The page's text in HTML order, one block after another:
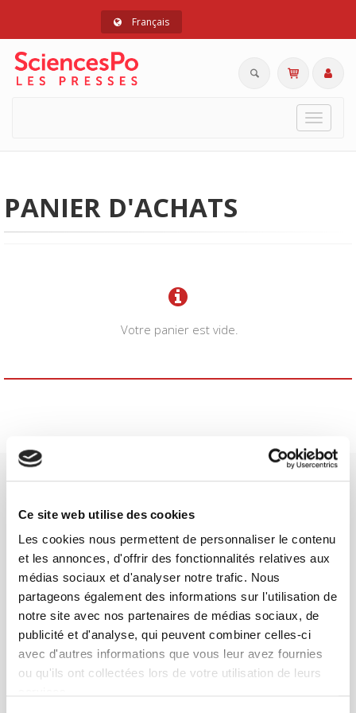
Ce site web utilise des cookies
Les cookies nous permettent de personnaliser le contenu
et les annonces, d'offrir des fonctionnalités relatives aux
médias sociaux et d'analyser notre trafic. Nous
partageons également des informations sur l'utilisation de
notre site avec nos partenaires de médias sociaux, de
publicité et d'analyse, qui peuvent combiner celles-ci
avec d'autres informations que vous leur avez fournies
ou qu'ils ont collectées lors de votre utilisation de leurs
Français
Toggle
PANIER D'ACHATS
Votre panier est vide.
Maison d'édition dédiée aux sciences humaines et sociales, les
Presses de Sciences Po participent depuis leur création en 1976
à la transmission des savoirs et des idéescontinuer
CONTACTS
FOREIGN RIGHTS